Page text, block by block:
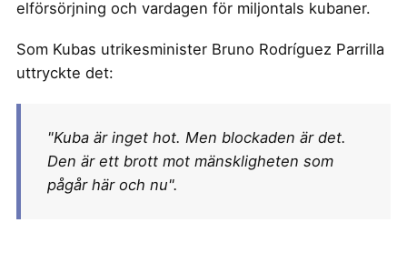
elförsörjning och vardagen för miljontals kubaner.
Som Kubas utrikesminister Bruno Rodríguez Parrilla
uttryckte det:
"Kuba är inget hot. Men blockaden är det.
Den är ett brott mot mänskligheten som
pågår här och nu".